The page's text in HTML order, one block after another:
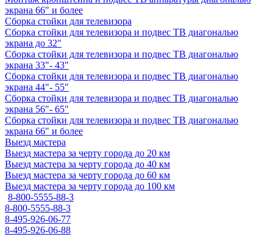
экрана 66" и более
Сборка стойки для телевизора
Сборка стойки для телевизора и подвес ТВ диагональю
экрана до 32"
Сборка стойки для телевизора и подвес ТВ диагональю
экрана 33"- 43"
Сборка стойки для телевизора и подвес ТВ диагональю
экрана 44"- 55"
Сборка стойки для телевизора и подвес ТВ диагональю
экрана 56"- 65"
Сборка стойки для телевизора и подвес ТВ диагональю
экрана 66" и более
Выезд мастера
Выезд мастера за черту города до 20 км
Выезд мастера за черту города до 40 км
Выезд мастера за черту города до 60 км
Выезд мастера за черту города до 100 км
8-800-5555-88-3
8-800-5555-88-3
8-495-926-06-77
8-495-926-06-88